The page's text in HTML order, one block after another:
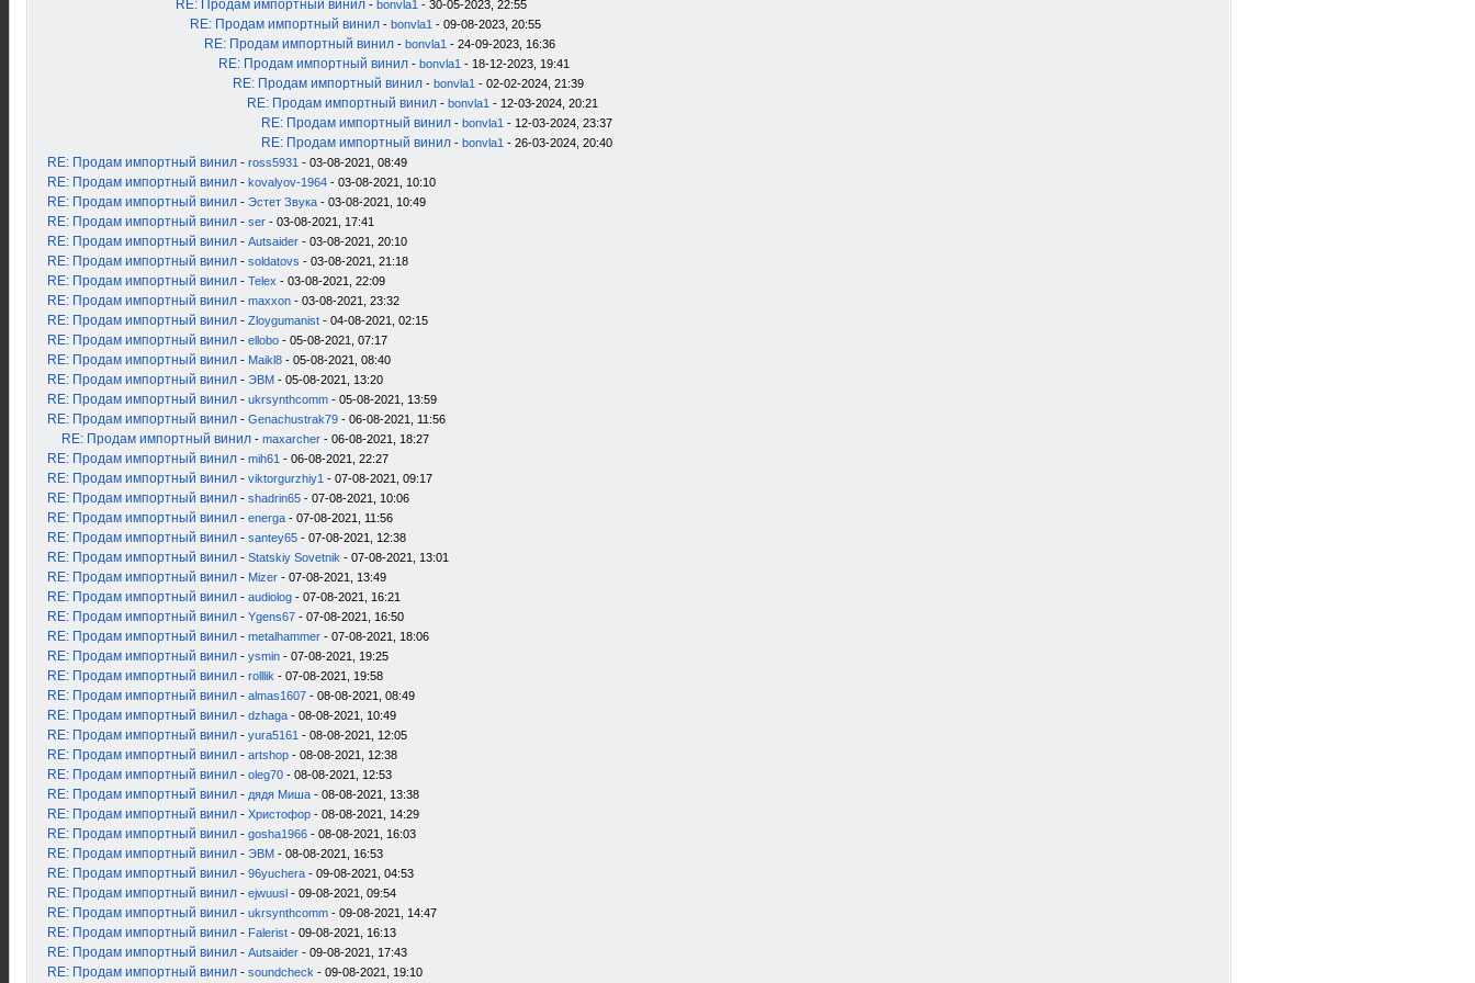
RE: Продам импортный винил - bonvla1 - 30-05-2023, 22:55
RE: Продам импортный винил - bonvla1 - 09-08-2023, 20:55
RE: Продам импортный винил - bonvla1 - 24-09-2023, 16:36
RE: Продам импортный винил - bonvla1 - 18-12-2023, 19:41
RE: Продам импортный винил - bonvla1 - 02-02-2024, 21:39
RE: Продам импортный винил - bonvla1 - 12-03-2024, 20:21
RE: Продам импортный винил - bonvla1 - 12-03-2024, 23:37
RE: Продам импортный винил - bonvla1 - 26-03-2024, 20:40
RE: Продам импортный винил - ross5931 - 03-08-2021, 08:49
RE: Продам импортный винил - kovalyov-1964 - 03-08-2021, 10:10
RE: Продам импортный винил - Эстет Звука - 03-08-2021, 10:49
RE: Продам импортный винил - ser - 03-08-2021, 17:41
RE: Продам импортный винил - Autsaider - 03-08-2021, 20:10
RE: Продам импортный винил - soldatovs - 03-08-2021, 21:18
RE: Продам импортный винил - Telex - 03-08-2021, 22:09
RE: Продам импортный винил - maxxon - 03-08-2021, 23:32
RE: Продам импортный винил - Zloygumanist - 04-08-2021, 02:15
RE: Продам импортный винил - ellobo - 05-08-2021, 07:17
RE: Продам импортный винил - Maikl8 - 05-08-2021, 08:40
RE: Продам импортный винил - ЭВМ - 05-08-2021, 13:20
RE: Продам импортный винил - ukrsynthcomm - 05-08-2021, 13:59
RE: Продам импортный винил - Genachustrak79 - 06-08-2021, 11:56
RE: Продам импортный винил - maxarcher - 06-08-2021, 18:27
RE: Продам импортный винил - mih61 - 06-08-2021, 22:27
RE: Продам импортный винил - viktorgurzhiy1 - 07-08-2021, 09:17
RE: Продам импортный винил - shadrin65 - 07-08-2021, 10:06
RE: Продам импортный винил - energa - 07-08-2021, 11:56
RE: Продам импортный винил - santey65 - 07-08-2021, 12:38
RE: Продам импортный винил - Statskiy Sovetnik - 07-08-2021, 13:01
RE: Продам импортный винил - Mizer - 07-08-2021, 13:49
RE: Продам импортный винил - audiolog - 07-08-2021, 16:21
RE: Продам импортный винил - Ygens67 - 07-08-2021, 16:50
RE: Продам импортный винил - metalhammer - 07-08-2021, 18:06
RE: Продам импортный винил - ysmin - 07-08-2021, 19:25
RE: Продам импортный винил - rolllik - 07-08-2021, 19:58
RE: Продам импортный винил - almas1607 - 08-08-2021, 08:49
RE: Продам импортный винил - dzhaga - 08-08-2021, 10:49
RE: Продам импортный винил - yura5161 - 08-08-2021, 12:05
RE: Продам импортный винил - artshop - 08-08-2021, 12:38
RE: Продам импортный винил - oleg70 - 08-08-2021, 12:53
RE: Продам импортный винил - дядя Миша - 08-08-2021, 13:38
RE: Продам импортный винил - Христофор - 08-08-2021, 14:29
RE: Продам импортный винил - gosha1966 - 08-08-2021, 16:03
RE: Продам импортный винил - ЭВМ - 08-08-2021, 16:53
RE: Продам импортный винил - 96yuchera - 09-08-2021, 04:53
RE: Продам импортный винил - ejwuusl - 09-08-2021, 09:54
RE: Продам импортный винил - ukrsynthcomm - 09-08-2021, 14:47
RE: Продам импортный винил - Falerist - 09-08-2021, 16:13
RE: Продам импортный винил - Autsaider - 09-08-2021, 17:43
RE: Продам импортный винил - soundcheck - 09-08-2021, 19:10